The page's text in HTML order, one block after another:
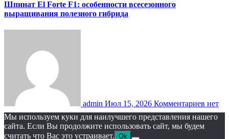
Шпинат El Forte F1: особенности всесезонного
выращивания полезного гибрида
admin Июл 15, 2026 Комментариев нет
Мы используем куки для наилучшего представления нашего
сайта. Если Вы продолжите использовать сайт, мы будем
считать что Вас это устраивает. Ok